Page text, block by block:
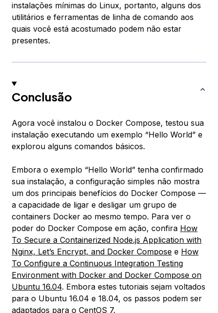
instalações mínimas do Linux, portanto, alguns dos
utilitários e ferramentas de linha de comando aos
quais você está acostumado podem não estar
presentes.
Conclusão
Agora você instalou o Docker Compose, testou sua
instalação executando um exemplo “Hello World” e
explorou alguns comandos básicos.
Embora o exemplo “Hello World” tenha confirmado
sua instalação, a configuração simples não mostra
um dos principais benefícios do Docker Compose —
a capacidade de ligar e desligar um grupo de
containers Docker ao mesmo tempo. Para ver o
poder do Docker Compose em ação, confira How
To Secure a Containerized Node.js Application with
Nginx, Let’s Encrypt, and Docker Compose e How
To Configure a Continuous Integration Testing
Environment with Docker and Docker Compose on
Ubuntu 16.04. Embora estes tutoriais sejam voltados
para o Ubuntu 16.04 e 18.04, os passos podem ser
adaptados para o CentOS 7.